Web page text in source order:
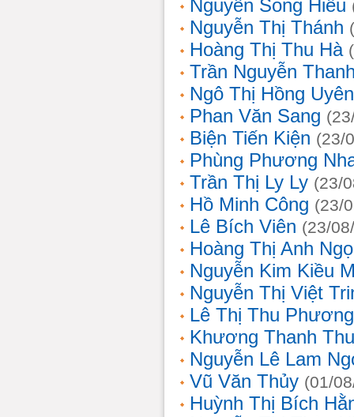
Nguyễn Song Hiếu
Nguyễn Thị Thánh
Hoàng Thị Thu Hà
Trần Nguyễn
Ngô Thị Hồng Uyên
Phan Văn Sang
Biện Tiến Kiện (23/
Phùng Phương
Trần Thị Ly Ly (23/
Hồ Minh Công (23/
Lê Bích Viên (23/
Hoàng Thị Anh
Nguyễn Kim Kiều
Nguyễn Thị Việt
Lê Thị Thu Phương
Khương Thanh
Nguyễn Lê Lam
Vũ Văn Thủy (01/
Huỳnh Thị Bích